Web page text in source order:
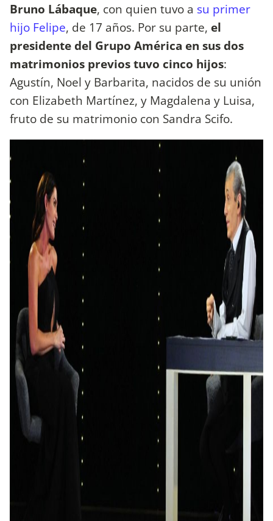
Bruno Lábaque, con quien tuvo a su primer
hijo Felipe, de 17 años. Por su parte, el
presidente del Grupo América en sus dos
matrimonios previos tuvo cinco hijos:
Agustín, Noel y Barbarita, nacidos de su unión
con Elizabeth Martínez, y Magdalena y Luisa,
fruto de su matrimonio con Sandra Scifo.